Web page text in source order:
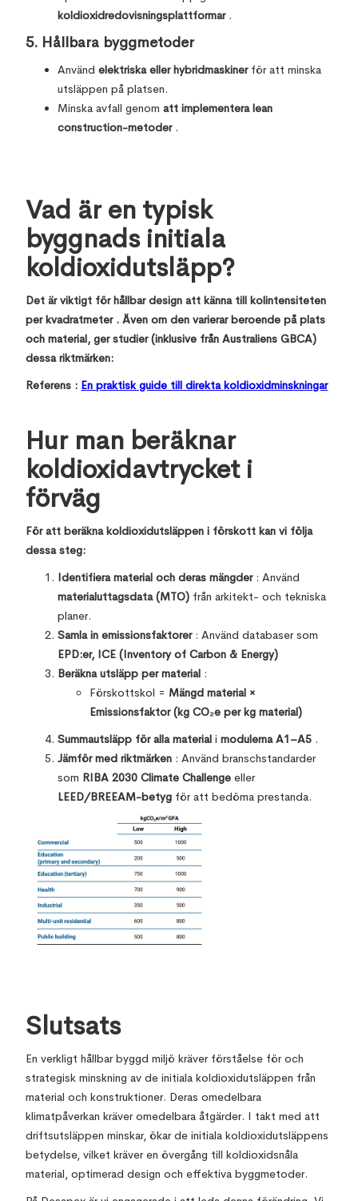
koldioxidredovisningsplattformar.
5. Hållbara byggmetoder
Användelektriska eller hybridmaskinerför att minska
utsläppen på platsen.
Minska avfall genomatt implementera lean
construction-metoder.
Vad är en typisk
byggnads initiala
koldioxidutsläpp?
Det är viktigt för hållbar design att känna till kolintensiteten
per kvadratmeter . Även om den varierar beroende på plats
och material, ger studier (inklusive från Australiens GBCA)
dessa riktmärken:
Referens : En praktisk guide till direkta koldioxidminskningar
Hur man beräknar
koldioxidavtrycket i
förväg
För att beräkna koldioxidutsläppen i förskott kan vi följa
dessa steg:
Identifiera material och deras mängder: Använd
materialuttagsdata (MTO) från arkitekt- och tekniska
planer.
Samla in emissionsfaktorer: Använd databaser som
EPD:er, ICE (Inventory of Carbon & Energy)
Beräkna utsläpp per material :
Förskottskol = Mängd material ×
Emissionsfaktor (kg CO₂e per kg material)
Summautsläpp för alla material imodulerna A1–A5 .
Jämför med riktmärken : Använd branschstandarder
som RIBA 2030 Climate Challenge eller
LEED/BREEAM-betyg för att bedöma prestanda.
Slutsats
En verkligt hållbar byggd miljö kräver förståelse för och
strategisk minskning av de initiala koldioxidutsläppen från
material och konstruktioner. Deras omedelbara
klimatpåverkan kräver omedelbara åtgärder. I takt med att
driftsutsläppen minskar, ökar de initiala koldioxidutsläppens
betydelse, vilket kräver en övergång till koldioxidsnåla
material, optimerad design och effektiva byggmetoder.